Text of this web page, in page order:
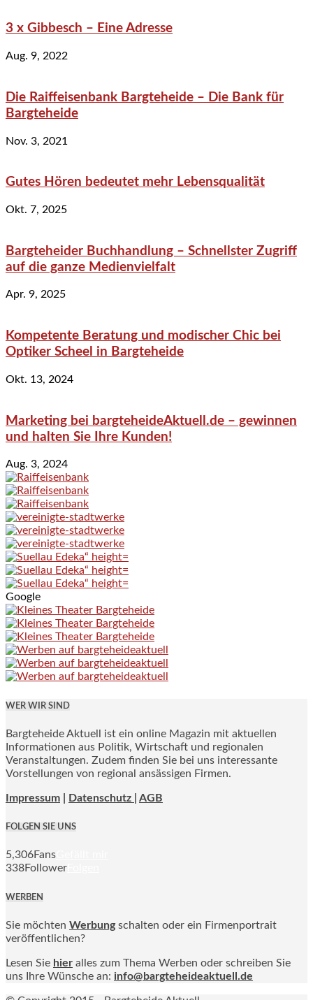
3 x Gibbesch – Eine Adresse
Aug. 9, 2022
Die Raiffeisenbank Bargteheide – Die Bank für
Bargteheide
Nov. 3, 2021
Gutes Hören bedeutet mehr Lebensqualität
Okt. 7, 2025
Bargteheider Buchhandlung – Schnellster Zugriff
auf die ganze Medienvielfalt
Apr. 9, 2025
Kompetente Beratung und modischer Chic bei
Optiker Scheel in Bargteheide
Okt. 13, 2024
Marketing bei bargteheideAktuell.de – gewinnen
und halten Sie Ihre Kunden!
Aug. 3, 2024
Google
WER WIR SIND
Bargteheide Aktuell ist ein online Magazin mit aktuellen
Informationen aus Politik, Wirtschaft und regionalen
Veranstaltungen. Zudem finden Sie bei uns interessante
Vorstellungen von regional ansässigen Firmen.
Impressum Datenschutz | AGB
FOLGEN SIE UNS
5,306Fans
338Follower
WERBEN
Sie möchten Werbung schalten oder ein Firmenportrait
veröffentlichen?
Lesen Sie hier alles zum Thema Werben oder schreiben Sie
uns Ihre Wünsche an: info@bargteheideaktuell.de